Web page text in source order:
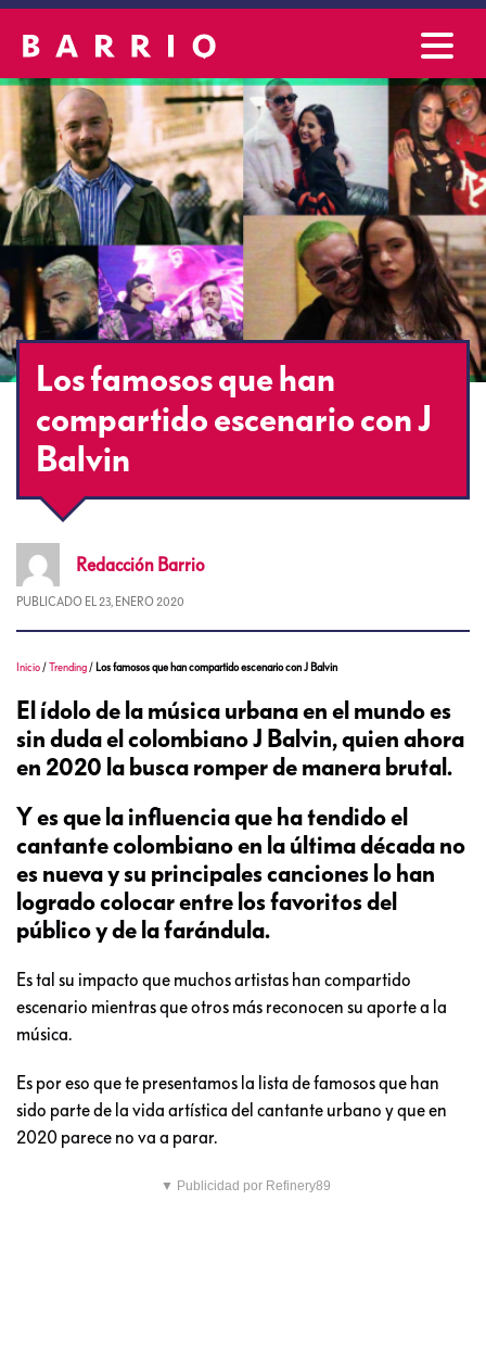
Los famosos que han
compartido escenario con J
Balvin
Redacción Barrio
PUBLICADO EL 23, ENERO 2020
Inicio /Trending / Los famosos que han compartido escenario con J Balvin
El ídolo de la música urbana en el mundo es
sin duda el colombiano J Balvin, quien ahora
en 2020 la busca romper de manera brutal.
Y es que la influencia que ha tendido el
cantante colombiano en la última década no
es nueva y su principales canciones lo han
logrado colocar entre los favoritos del
público y de la farándula.
Es tal su impacto que muchos artistas han compartido
escenario mientras que otros más reconocen su aporte a la
música.
Es por eso que te presentamos la lista de famosos que han
sido parte de la vida artística del cantante urbano y que en
2020 parece no va a parar.
▼ Publicidad por Refinery89